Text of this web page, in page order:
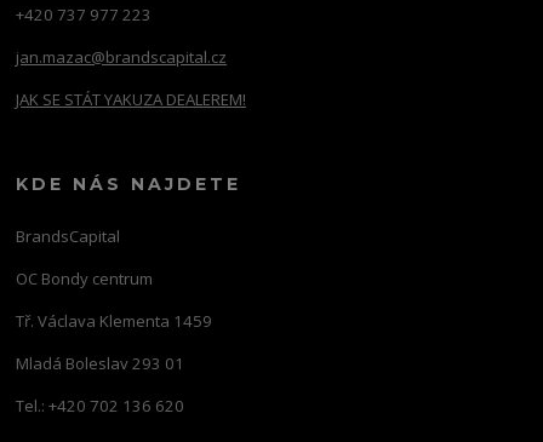
+420 737 977 223
jan.mazac@brandscapital.cz
JAK SE STÁT YAKUZA DEALEREM!
KDE NÁS NAJDETE
BrandsCapital
OC Bondy centrum
Tř. Václava Klementa 1459
Mladá Boleslav 293 01
Tel.: +420 702 136 620